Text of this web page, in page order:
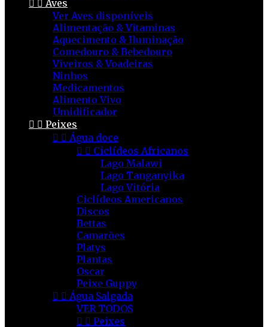
  Aves
Ver Aves disponíveis
Alimentação & Vitaminas
Aquecimento & Iluminação
Comedouro & Bebedouro
Viveiros & Voadeiras
Ninhos
Medicamentos
Alimento Vivo
Umidificador
  Peixes
  Água doce
  Ciclídeos Africanos
Lago Malawi
Lago Tanganyika
Lago Vitória
Ciclídeos Americanos
Discos
Bettas
Camarões
Platys
Plantas
Oscar
Peixe Guppy
  Água Salgada
VER TODOS
  Peixes